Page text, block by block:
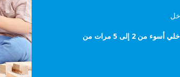
أسوء من 2 إلى 5 مرات من